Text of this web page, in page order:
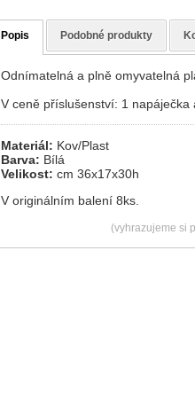
Popis Podobné produkty
Odnímatelná a plně omyvatelná
V ceně příslušenství: 1 napáječka
Materiál: Kov/Plast
Barva: Bílá
Velikost: cm 36x17x30h
V originálním balení 8ks.
(vyhrazujeme si